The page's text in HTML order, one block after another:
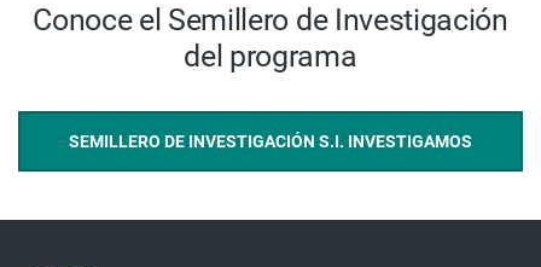
Conoce el Semillero de Investigación
del programa
SEMILLERO DE INVESTIGACIÓN S.I. INVESTIGAMOS